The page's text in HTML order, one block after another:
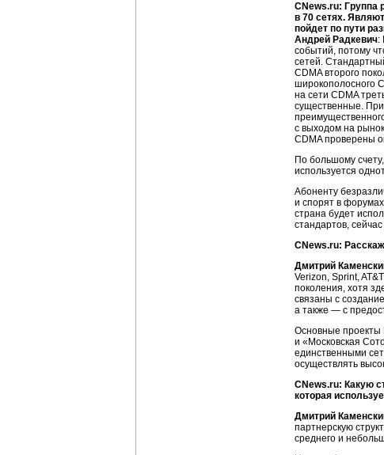
CNews.ru: Группа
в 70 сетях.
пойдет по пути
Андрей Радкевич:
событий, потому
сетей.
CDMA второго
широкополосного
на сети CDMA
существенные.
с выходом на
CDMA проверены
По большому
используется
Абоненту
и спорят в
страна будет
стандартов,
CNews.ru:
Дмитрий
Verizon, Sprint,
поколения, хотя
связаны с
а также — с
Основные проекты
и «Московская
единственными
осуществлять
CNews.ru: Какую
которая
Дмитрий
партнерскую
среднего и